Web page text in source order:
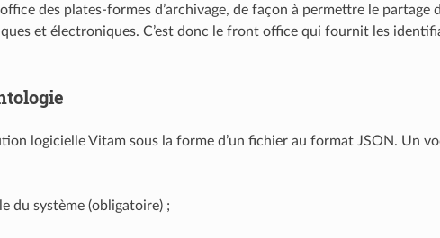
des plates-formes d’archivage, de façon à permettre le partage
et électroniques. C’est donc le front office qui fournit les
logicielle Vitam sous la forme d’un fichier au format JSON. Un
du système (obligatoire) ;